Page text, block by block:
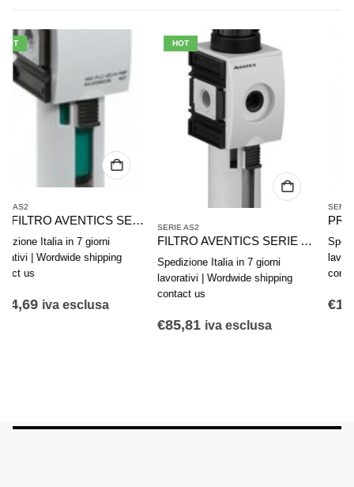
HOT
SERIE AS2
FILTRO AVENTICS SERIE AS2-FLS R412006014
Spedizione Italia in 7 giorni
lavorativi | Wordwide shipping
HOT
SERIE AS2
PREFILTRO AVENTICS SERIE AS2-FLP R412006026
Spedizione Italia in 7 giorni
lavorativi | Wordwide shipping
contact us